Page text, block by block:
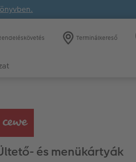
Terminálkereső
és menükártyák